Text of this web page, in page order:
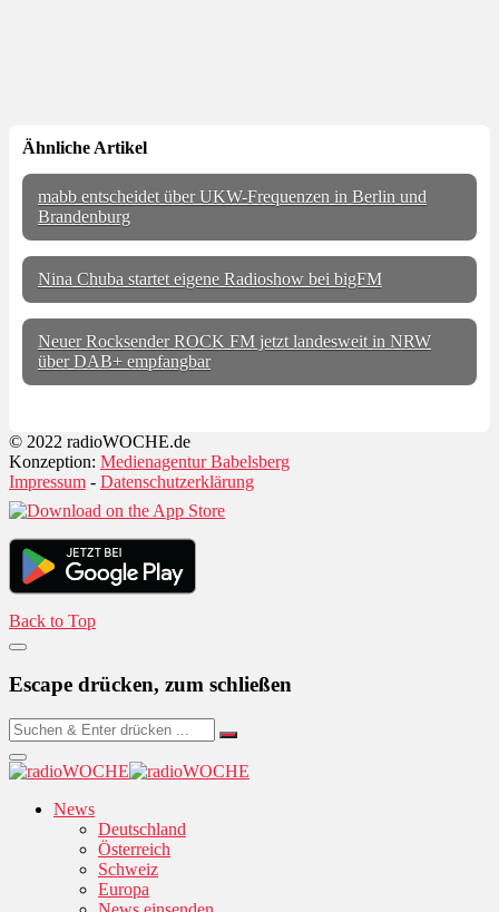
Ähnliche Artikel
mabb entscheidet über UKW-Frequenzen in Berlin und
Brandenburg
Nina Chuba startet eigene Radioshow bei bigFM
Neuer Rocksender ROCK FM jetzt landesweit in NRW
über DAB+ empfangbar
© 2022 radioWOCHE.de
Konzeption: Medienagentur Babelsberg
Impressum - Datenschutzerklärung
Back to Top
Escape drücken, zum schließen
News
Deutschland
Österreich
Schweiz
Europa